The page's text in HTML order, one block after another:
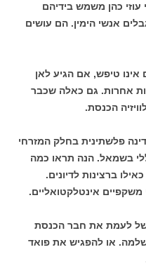
עוזי כהן משמש בידיהם
אנשי הימין. הם עושים
אינו טיפש, אם הגיע לאן
אחרות. גם כאלה שכבר
הכנסת.
פלשתינית בחלק המזרחי
בשמאל. הנה תראו כמה
ברצינות לדיונים.
אינטלקטואליים.
לעמת את חבר הכנסת
שלמה. או להפגיש את פואד